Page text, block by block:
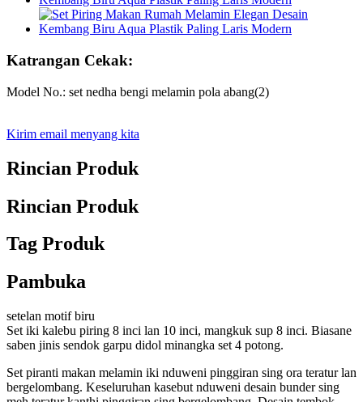
Katrangan Cekak:
Model No.: set nedha bengi melamin pola abang(2)
Kirim email menyang kita
Rincian Produk
Rincian Produk
Tag Produk
Pambuka
setelan motif biru
Set iki kalebu piring 8 inci lan 10 inci, mangkuk sup 8 inci. Biasane
saben jinis sendok garpu didol minangka set 4 potong.
Set piranti makan melamin iki nduweni pinggiran sing ora teratur lan
bergelombang. Keseluruhan kasebut nduweni desain bunder sing